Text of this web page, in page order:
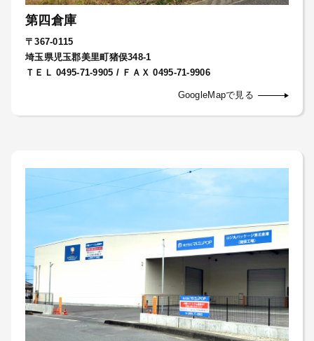
第四倉庫
〒367-0115
埼玉県児玉郡美里町猪俣348-1
ＴＥＬ 0495-71-9905 / ＦＡＸ 0495-71-9906
GoogleMapで見る